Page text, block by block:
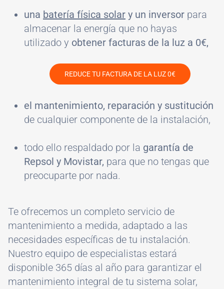
una batería física solar y un inversor para
almacenar la energía que no hayas
utilizado y obtener facturas de la luz a 0€,
REDUCE TU FACTURA DE LA LUZ 0€
el mantenimiento, reparación y sustitución
de cualquier componente de la instalación,
todo ello respaldado por la garantía de
Repsol y Movistar, para que no tengas que
preocuparte por nada.
Te ofrecemos un completo servicio de
mantenimiento a medida, adaptado a las
necesidades específicas de tu instalación.
Nuestro equipo de especialistas estará
disponible 365 días al año para garantizar el
mantenimiento integral de tu sistema solar,